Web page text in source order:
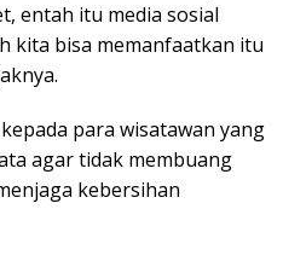
entah itu media sosial
kita bisa memanfaatkan itu
para wisatawan yang
agar tidak membuang
kebersihan